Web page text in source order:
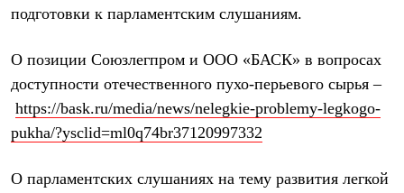
Лёгкая одежда
Футболки
Брюки
Куртки
Флисовая одежда
Куртки
Брюки
Комбинезоны
подготовки к парламентским слушаниям.
О позиции Союзлегпром и ООО «БАСК» в вопросах
доступности отечественного пухо-перьевого сырья –
https://bask.ru/media/news/nelegkie-problemy-legkogo-
pukha/?ysclid=ml0q74br37120997332
О парламентских слушаниях на тему развития легкой